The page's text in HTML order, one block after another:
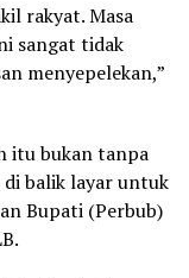
rakyat. Masa
sangat tidak
menyepelekan,”
itu bukan tanpa
di balik layar untuk
Bupati (Perbub)